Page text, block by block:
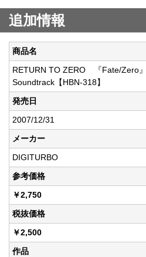
追加情報
商品名
RETURN TO ZERO 『Fate/Zero
Soundtrack【HBN-318】
発売日
2007/12/31
メーカー
DIGITURBO
参考価格
￥2,750
税抜価格
￥2,500
作品